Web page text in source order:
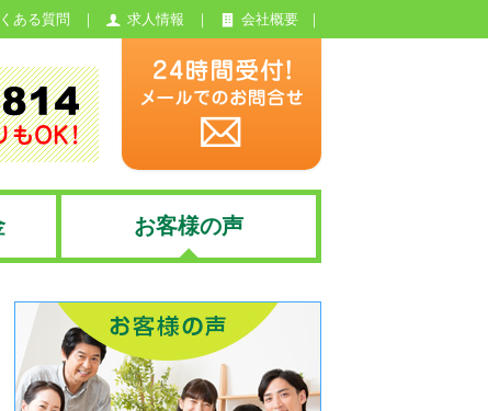
ある質問 求人情報 会社概要
お客様の声